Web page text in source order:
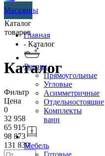
Магазины
Каталог
товаров
Ванны
Прямоугольные
Угловые
Асимметричные
Отдельностоящие
Комплекты
ванн
Мебель
Главная
- Каталог
Каталог
Фильтр
Цена
0
32 958
65 915
98 873
131 830